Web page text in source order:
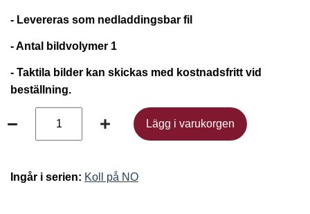
- Levereras som nedladdingsbar fil
- Antal bildvolymer 1
- Taktila bilder kan skickas med kostnadsfritt vid
beställning.
Lägg i varukorgen
Lägg i varukorgen
Ingår i serien: Koll på NO